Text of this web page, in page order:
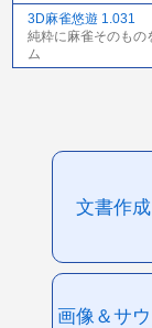
3D麻雀悠遊 1.031
純粋に麻雀そのもの
ム
文書作成
画像＆サ